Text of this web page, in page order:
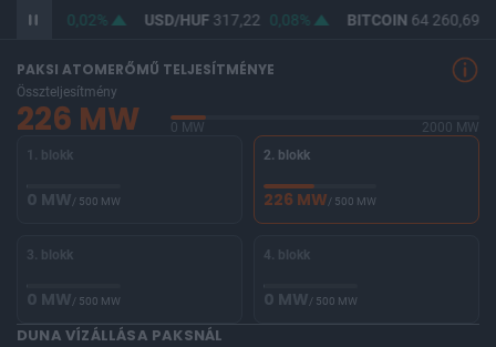
365,49 0,02% USD/HUF317,22 0,08% BITCOIN64 260,69
PAKSI ATOMERŐMŰ TELJESÍTMÉNYE
Összteljesítmény
226 MW 0 MW
2000 MW
1. blokk
0 MW/ 500 MW
2. blokk
226 MW/ 500 MW
3. blokk
0 MW/ 500 MW
4. blokk
0 MW/ 500 MW
DUNA VÍZÁLLÁSA PAKSNÁL